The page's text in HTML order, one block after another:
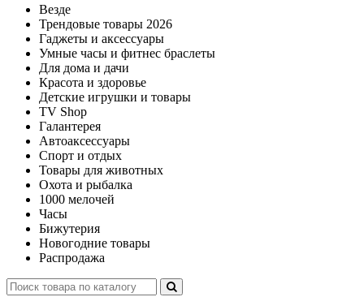
Везде
Трендовые товары 2026
Гаджеты и аксессуары
Умные часы и фитнес браслеты
Для дома и дачи
Красота и здоровье
Детские игрушки и товары
TV Shop
Галантерея
Автоаксессуары
Спорт и отдых
Товары для животных
Охота и рыбалка
1000 мелочей
Часы
Бижутерия
Новогодние товары
Распродажа